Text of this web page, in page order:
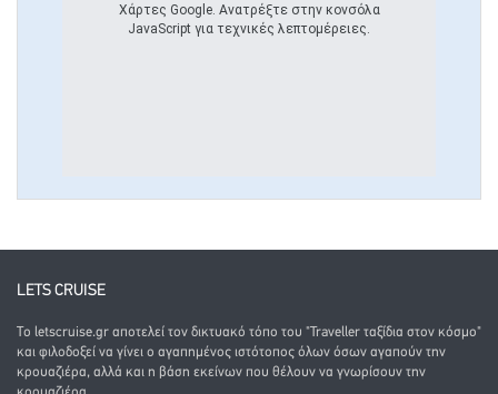
Χάρτες Google. Ανατρέξτε στην κονσόλα
JavaScript για τεχνικές λεπτομέρειες.
LETS CRUISE
Το letscruise.gr αποτελεί τον δικτυακό τόπο του "Traveller ταξίδια στον κόσμο"
και φιλοδοξεί να γίνει ο αγαπημένος ιστότοπος όλων όσων αγαπούν την
κρουαζιέρα, αλλά και η βάση εκείνων που θέλουν να γνωρίσουν την